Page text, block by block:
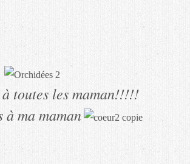
toutes les maman!!!!!
à ma maman